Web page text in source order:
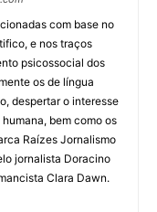
com base no
e nos traços
psicossocial dos
os de língua
despertar o interesse
bem como os
Raízes Jornalismo
jornalista Doracino
Clara Dawn.